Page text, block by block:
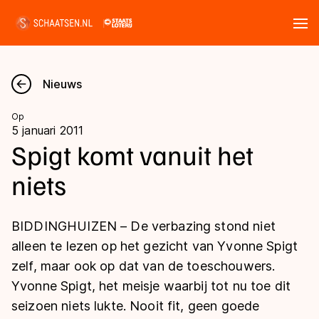
Nieuws
Kalender
Disciplines
Langebaan
Shorttrack
Inlineskaten
Uitslagen
Langebaan
Shorttrack
Marathon
Tijden & historie
Ranglijsten Langebaan
Nieuws
Op
5 januari 2011
Spigt komt vanuit het
niets
BIDDINGHUIZEN – De verbazing stond niet
alleen te lezen op het gezicht van Yvonne Spigt
zelf, maar ook op dat van de toeschouwers.
Yvonne Spigt, het meisje waarbij tot nu toe dit
seizoen niets lukte. Nooit fit, geen goede